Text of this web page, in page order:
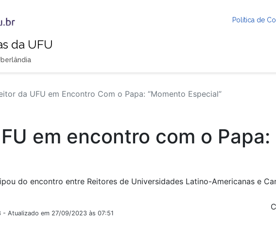
Política de
da UFU
da UFU em Encontro Com o Papa: “Momento Especial”
em encontro com o
do encontro entre Reitores de Universidades Latino-Americanas e
Atualizado em 27/09/2023 às 07:51